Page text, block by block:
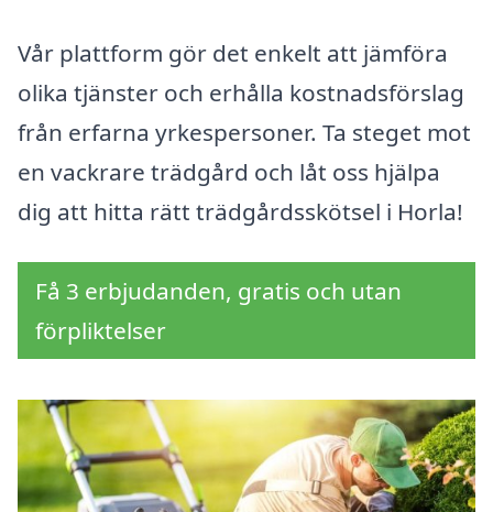
Vår plattform gör det enkelt att jämföra
olika tjänster och erhålla kostnadsförslag
från erfarna yrkespersoner. Ta steget mot
en vackrare trädgård och låt oss hjälpa
dig att hitta rätt trädgårdsskötsel i Horla!
Få 3 erbjudanden, gratis och utan
förpliktelser